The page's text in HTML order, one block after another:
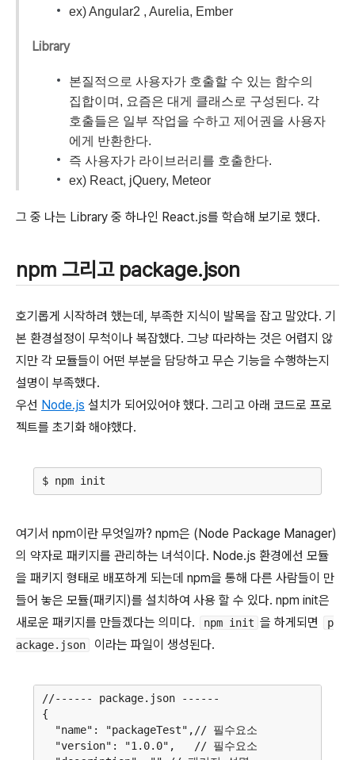
ex) Angular2 , Aurelia, Ember
Library
본질적으로 사용자가 호출할 수 있는 함수의
집합이며, 요즘은 대게 클래스로 구성된다. 각
호출들은 일부 작업을 수하고 제어권을 사용자
에게 반환한다.
즉 사용자가 라이브러리를 호출한다.
ex) React, jQuery, Meteor
그 중 나는 Library 중 하나인 React.js를 학습해 보기로 했다.
npm 그리고 package.json
호기롭게 시작하려 했는데, 부족한 지식이 발목을 잡고 말았다. 기
본 환경설정이 무척이나 복잡했다. 그냥 따라하는 것은 어렵지 않
지만 각 모듈들이 어떤 부분을 담당하고 무슨 기능을 수행하는지
설명이 부족했다.
우선 Node.js 설치가 되어있어야 했다. 그리고 아래 코드로 프로
젝트를 초기화 해야했다.
여기서 npm이란 무엇일까? npm은 (Node Package Manager)
의 약자로 패키지를 관리하는 녀석이다. Node.js 환경에선 모듈
을 패키지 형태로 배포하게 되는데 npm을 통해 다른 사람들이 만
들어 놓은 모듈(패키지)를 설치하여 사용 할 수 있다. npm init은
새로운 패키지를 만들겠다는 의미다.
npm init 을 하게되면
p
ackage.json
이라는 파일이 생성된다.
//------ package.json ------
{
  "name": "packageTest",// 필수요소
  "version": "1.0.0",   // 필수요소